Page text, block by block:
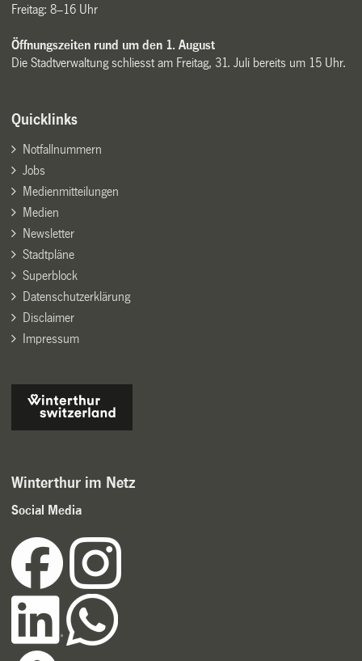
Freitag: 8–16 Uhr
Öffnungszeiten rund um den 1. August
Die Stadtverwaltung schliesst am Freitag, 31. Juli bereits um 15 Uhr.
Quicklinks
Notfallnummern
Jobs
Medienmitteilungen
Medien
Newsletter
Stadtpläne
Superblock
Datenschutzerklärung
Disclaimer
Impressum
Winterthur im Netz
Social Media